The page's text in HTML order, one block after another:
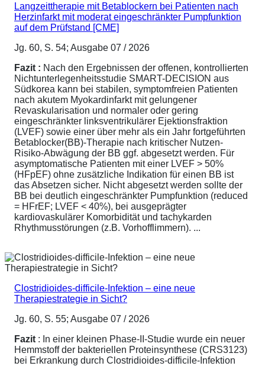
Langzeittherapie mit Betablockern bei Patienten nach
Herzinfarkt mit moderat eingeschränkter Pumpfunktion
auf dem Prüfstand [CME]
Jg. 60, S. 54; Ausgabe 07 / 2026
Fazit : Nach den Ergebnissen der offenen, kontrollierten
Nichtunterlegenheitsstudie SMART-DECISION aus
Südkorea kann bei stabilen, symptomfreien Patienten
nach akutem Myokardinfarkt mit gelungener
Revaskularisation und normaler oder gering
eingeschränkter linksventrikulärer Ejektionsfraktion
(LVEF) sowie einer über mehr als ein Jahr fortgeführten
Betablocker(BB)-Therapie nach kritischer Nutzen-
Risiko-Abwägung der BB ggf. abgesetzt werden. Für
asymptomatische Patienten mit einer LVEF > 50%
(HFpEF) ohne zusätzliche Indikation für einen BB ist
das Absetzen sicher. Nicht abgesetzt werden sollte der
BB bei deutlich eingeschränkter Pumpfunktion (reduced
= HFrEF; LVEF < 40%), bei ausgeprägter
kardiovaskulärer Komorbidität und tachykarden
Rhythmusstörungen (z.B. Vorhofflimmern). ...
Clostridioides-difficile-Infektion – eine neue
Therapiestrategie in Sicht?
Jg. 60, S. 55; Ausgabe 07 / 2026
Fazit : In einer kleinen Phase-II-Studie wurde ein neuer
Hemmstoff der bakteriellen Proteinsynthese (CRS3123)
bei Erkrankung durch Clostridioides-difficile-Infektion